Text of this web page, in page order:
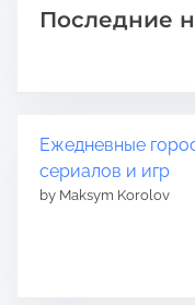
Последние
Ежедневные
сериалов и игр
by Maksym Korolov